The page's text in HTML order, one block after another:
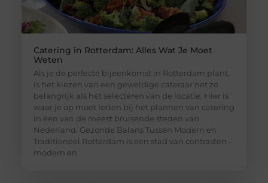
Catering in Rotterdam: Alles Wat Je Moet
Weten
Als je de perfecte bijeenkomst in Rotterdam plant,
is het kiezen van een geweldige cateraar net zo
belangrijk als het selecteren van de locatie. Hier is
waar je op moet letten bij het plannen van catering
in een van de meest bruisende steden van
Nederland. Gezonde Balans Tussen Modern en
Traditioneel Rotterdam is een stad van contrasten –
modern en